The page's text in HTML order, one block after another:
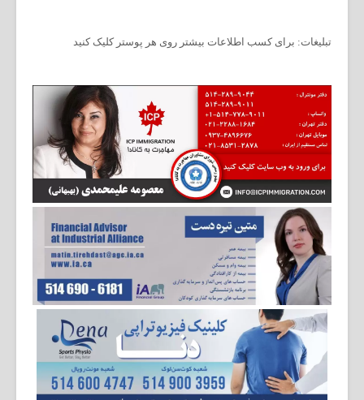
تبلیغات: برای کسب اطلاعات بیشتر روی هر پوستر کلیک کنید